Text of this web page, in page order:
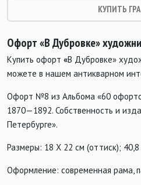
КУПИТЬ
Офорт «В Дубровке»
Купить офорт «В Дубровке»
можете в нашем антикварном
Офорт №8 из Альбома «60
1870—1892. Собственность и
Петербурге».
Размеры: 18 Х 22 см (оттиск);
Оформление: современная рама,